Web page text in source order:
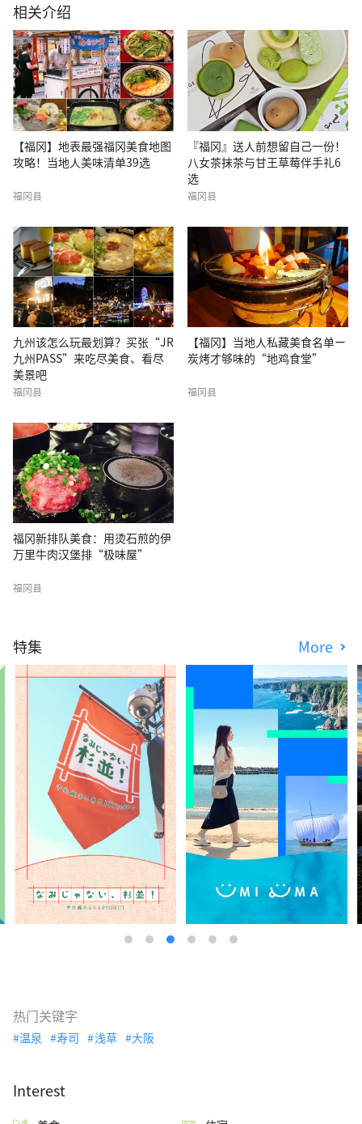
相关介绍
【福冈】地表最强福冈美食地图
攻略！当地人美味清单39选
福冈县
『福冈』送人前想留自己一份！
八女茶抹茶与甘王草莓伴手礼6
选
福冈县
九州该怎么玩最划算？买张“JR
九州PASS”来吃尽美食、看尽
美景吧
福冈县
【福冈】当地人私藏美食名单ー
炭烤才够味的“地鸡食堂”
福冈县
福冈新排队美食：用烫石煎的伊
万里牛肉汉堡排“极味屋”
福冈县
特集 More
热门关键字
温泉 寿司 浅草 大阪
Interest